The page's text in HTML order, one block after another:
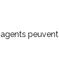
peuvent